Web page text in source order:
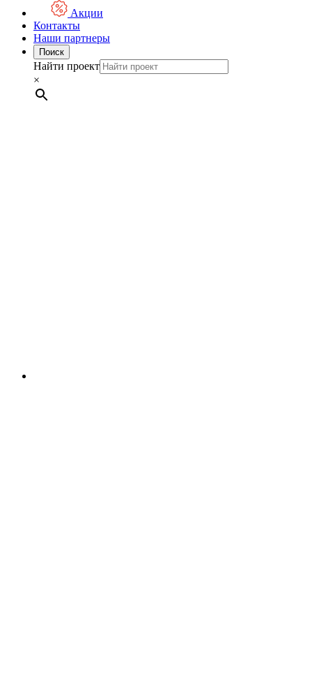
Акции
Контакты
Наши партнеры
Поиск
Найти проект
×